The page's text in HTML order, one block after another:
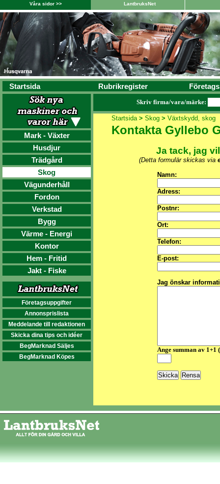
Våra sidor >> LantbruksNet
Startsida Rubrikregister
Mark - Växter
Husdjur
Trädgård
Skog
Vägunderhåll
Fordon
Verkstad
Bygg
Värme - Energi
Kontor
Hem - Fritid
Jakt - Fiske
Företagsuppgifter
Annonsprislista
Meddelande till redaktionen
Skicka dina tips och idéer
BegMarknad Säljes
BegMarknad Köpes
Skriv firma/vara/märke:
Startsida> Skog> Växtskydd, skog
Kontakta Gyllebo
Ja tack, jag
(Detta formulär skickas via
Namn:
Adress:
Postnr:
Ort:
Telefon:
E-post:
Jag önskar
Ange summan av 1+1